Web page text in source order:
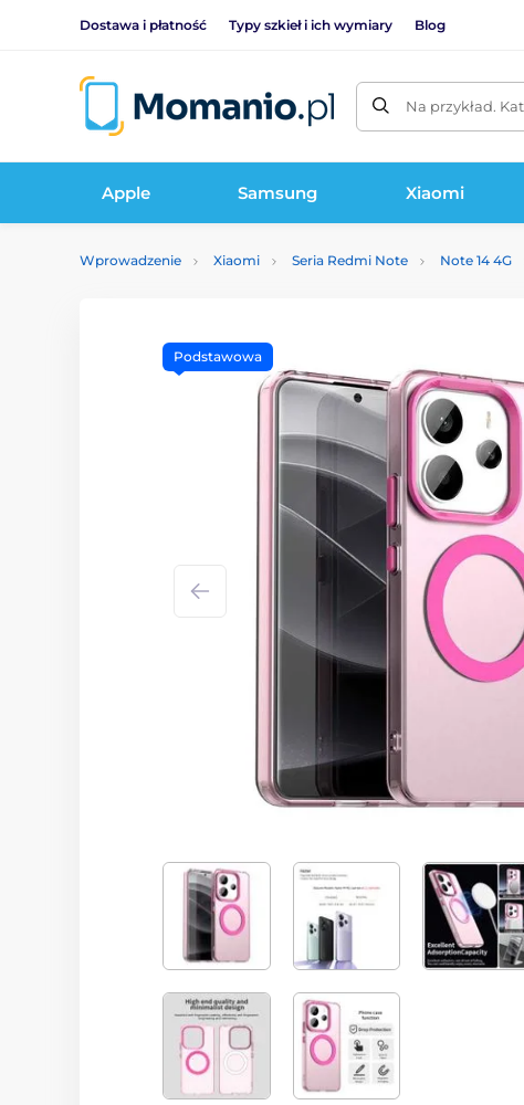
Dostawa i płatność Typy szkieł i ich wymiary Blog
Na przykład.
Apple Samsung Xiaomi
Wprowadzenie Xiaomi Seria Redmi Note Note 14 4G
Podstawowa